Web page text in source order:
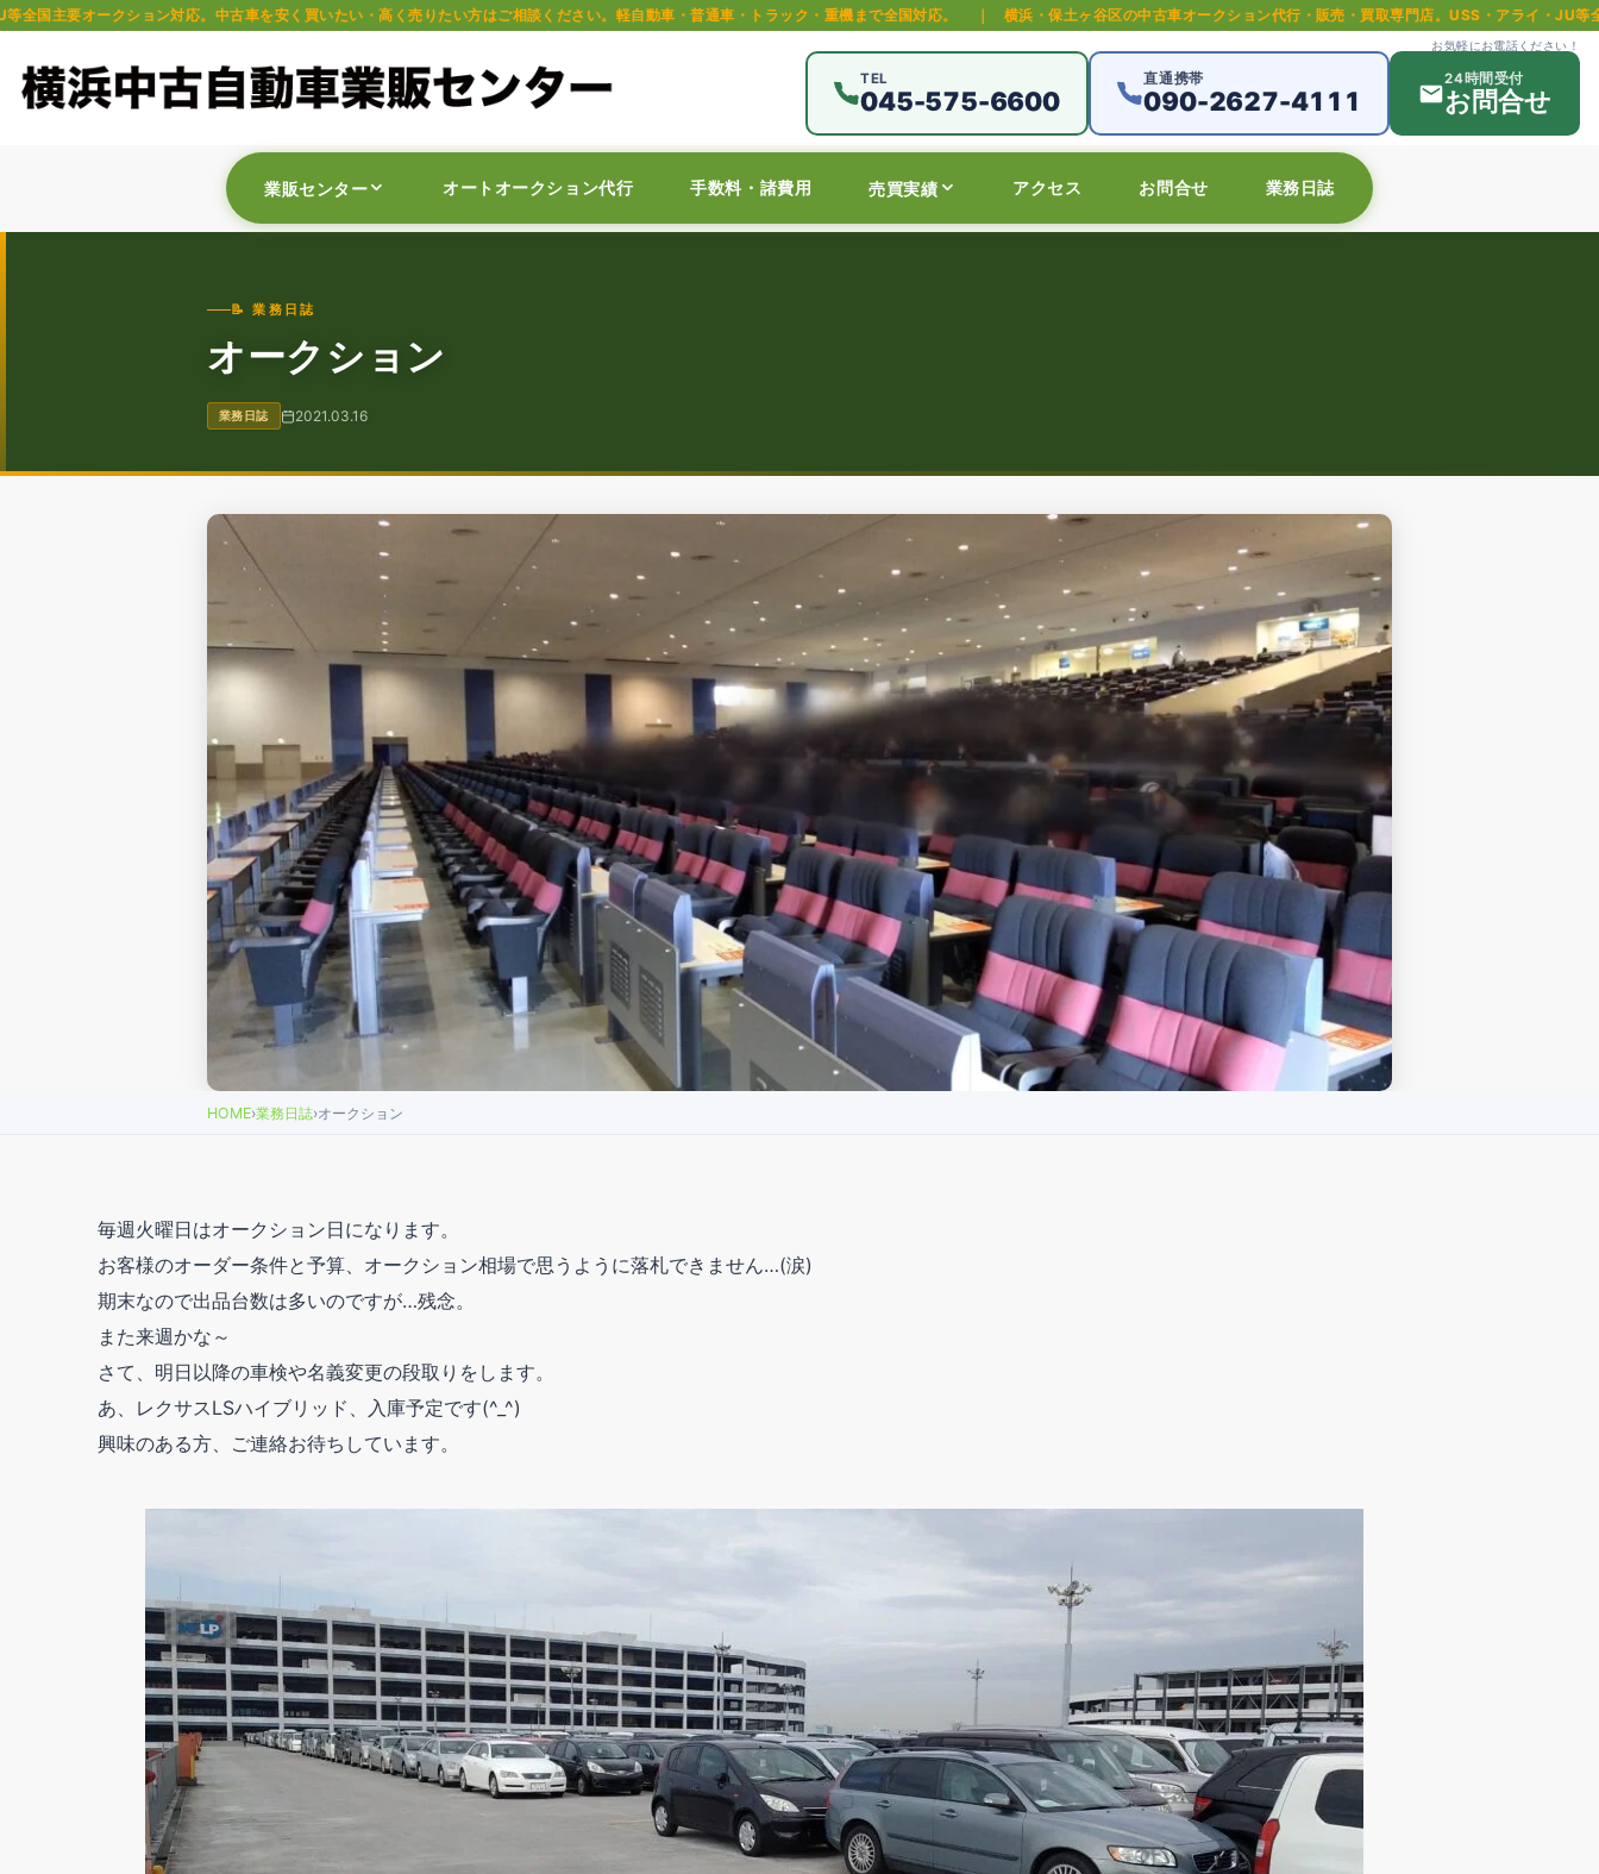
を安く買いたい・高く売りたい方はご相談ください。軽自動車・普通車・トラック・重機まで全国対応。｜横浜・保土ヶ谷区の中古車オークション代行・販売・買取専門店。USS・アライ・JU等全国主要オークション対応。中
お気軽にお電話ください！
TEL
045-575-6600
直通携帯
090-2627-4111
24時間受付
お問合せ
業販センター オートオークション代行 手数料・諸費用 売買実績 アクセス お問合せ 業務日誌
📝 業務日誌
オークション
業務日誌 2021.03.16
HOME›業務日誌›オークション
毎週火曜日はオークション日になります。
お客様のオーダー条件と予算、オークション相場で思うように落札できません…(涙)
期末なので出品台数は多いのですが…残念。
また来週かな～
さて、明日以降の車検や名義変更の段取りをします。
あ、レクサスLSハイブリッド、入庫予定です(^_^)
興味のある方、ご連絡お待ちしています。